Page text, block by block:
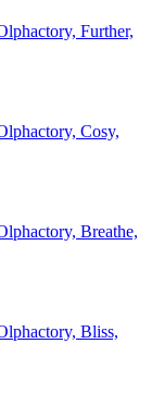
Further,
Cosy,
Breathe,
Bliss,